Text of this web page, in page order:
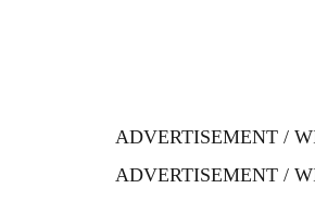
ADVERTISEMENT /
ADVERTISEMENT /